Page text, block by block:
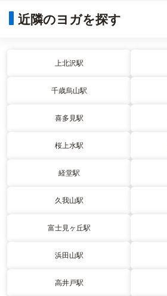
近隣のヨガを探す
上北沢駅
千歳烏山駅
喜多見駅
桜上水駅
経堂駅
久我山駅
富士見ヶ丘駅
浜田山駅
高井戸駅